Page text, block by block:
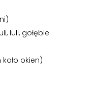
luli, gołębie
koło okien)